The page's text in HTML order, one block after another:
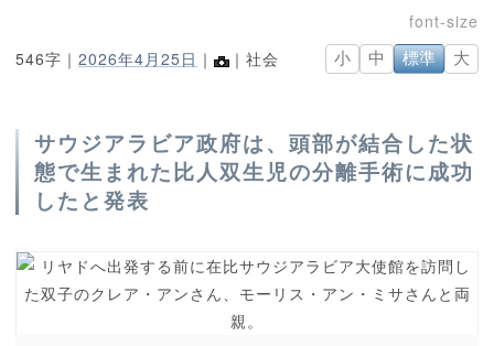
546字｜ 2026年4月25日 ｜ ｜社会 小 中 標準 大
サウジアラビア政府は、頭部が結合した状
態で生まれた比人双生児の分離手術に成功
したと発表